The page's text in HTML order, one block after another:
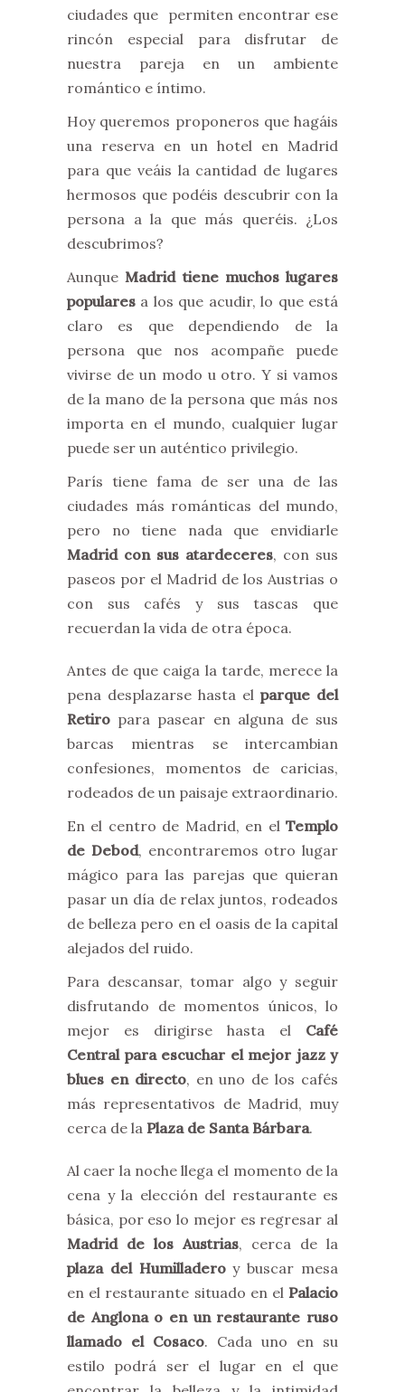
ciudades que permiten encontrar ese
rincón especial para disfrutar de
nuestra pareja en un ambiente
romántico e íntimo.
Hoy queremos proponeros que hagáis
una reserva en un hotel en Madrid
para que veáis la cantidad de lugares
hermosos que podéis descubrir con la
persona a la que más queréis. ¿Los
descubrimos?
AunqueMadrid tiene muchos lugares
populares a los que acudir, lo que está
claro es que dependiendo de la
persona que nos acompañe puede
vivirse de un modo u otro. Y si vamos
de la mano de la persona que más nos
importa en el mundo, cualquier lugar
puede ser un auténtico privilegio.
París tiene fama de ser una de las
ciudades más románticas del mundo,
pero no tiene nada que envidiarle
Madrid con sus atardeceres, con sus
paseos por el Madrid de los Austrias o
con sus cafés y sus tascas que
recuerdan la vida de otra época.
Antes de que caiga la tarde, merece la
pena desplazarse hasta el parque del
Retiro para pasear en alguna de sus
barcas mientras se intercambian
confesiones, momentos de caricias,
rodeados de un paisaje extraordinario.
En el centro de Madrid, en el Templo
de Debod, encontraremos otro lugar
mágico para las parejas que quieran
pasar un día de relax juntos, rodeados
de belleza pero en el oasis de la capital
alejados del ruido.
Para descansar, tomar algo y seguir
disfrutando de momentos únicos, lo
mejor es dirigirse hasta el Café
Central para escuchar el mejor jazz y
blues en directo, en uno de los cafés
más representativos de Madrid, muy
cerca de la Plaza de Santa Bárbara.
Al caer la noche llega el momento de la
cena y la elección del restaurante es
básica, por eso lo mejor es regresar al
Madrid de los Austrias, cerca de la
plaza del Humilladeroy buscar mesa
en el restaurante situado en el Palacio
de Anglona o en un restaurante ruso
llamado el Cosaco. Cada uno en su
estilo podrá ser el lugar en el que